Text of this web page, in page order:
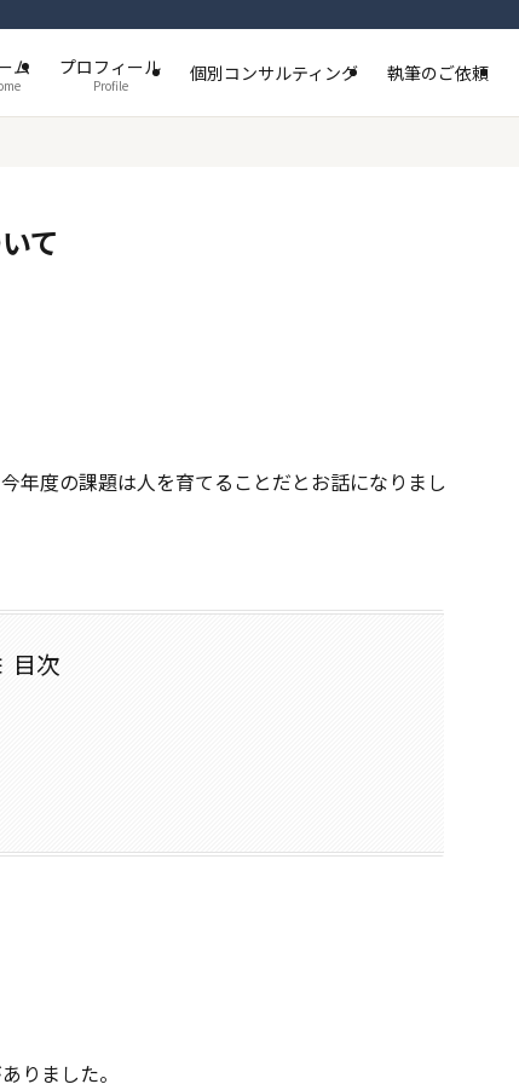
ム プロフィール
Profile
個別コンサルティング 執筆のご依頼
て
年度の課題は人を育てることだとお話になりまし
目次
りました。